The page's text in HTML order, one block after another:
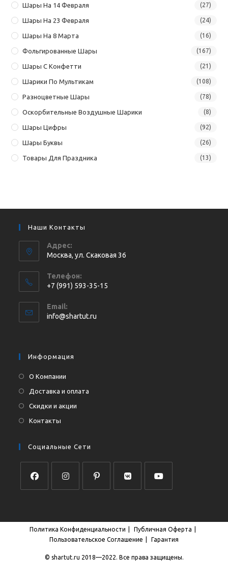
Шары На 14 Февраля (27)
Шары На 23 Февраля (24)
Шары На 8 Марта (16)
Фольгированные Шары (167)
Шары С Конфетти (21)
Шарики По Мультикам (108)
Разноцветные Шары (78)
Оскорбительные Воздушные Шарики (8)
Шары Цифры (92)
Шары Буквы (26)
Товары Для Праздника (13)
Наши Контакты
Адрес:
Москва, ул. Cкаковая 36
Телефон:
+7 (991) 593-35-15
в
вашем
Email:
info@shartut.ru
Информация
О Компании
Доставка и оплата
Скидки и акции
Контакты
Социальные Сети
новой
вкладке
новой
вкладке
новой
вкладке
новой
вкладке
новой
вкладке
Политика Конфиденциальности
Публичная Оферта
Пользовательское Соглашение
Гарантия
© shartut.ru 2018—2022. Все права защищены.